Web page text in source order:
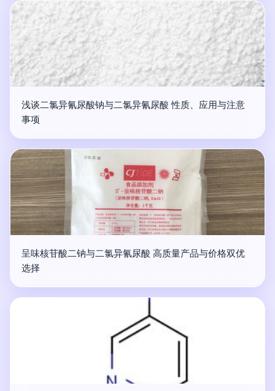
浅谈二氯异氰尿酸钠与二氯异氰尿酸 性质、应用与注意
事项
呈味核苷酸二钠与二氯异氰尿酸 高质量产品与价格双优
选择